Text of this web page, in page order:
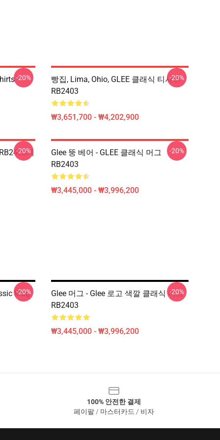
-20%
빵집, Lima, Ohio, GLEE 클래식 티셔츠
RB2403
₩3,651,700 - ₩4,202,900
-20%
에
-20%
Glee 뚱 베어 - GLEE 클래식 머그
RB2403
₩3,445,000 - ₩3,996,200
-20%
Mug
-20%
Glee 머그 - Glee 로고 색깔 클래식 머그
RB2403
₩3,445,000 - ₩3,996,200
-20%
100% 안전한 결제
페이팔 / 마스터카드 / 비자